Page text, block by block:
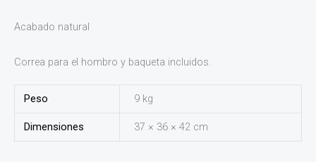
Acabado natural
Correa para el hombro y baqueta incluidos.
Peso 9 kg
Dimensiones 37 × 36 × 42 cm